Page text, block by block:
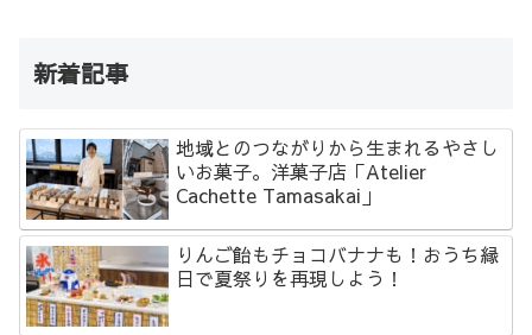
新着記事
地域とのつながりから生まれるやさし
いお菓子。洋菓子店「Atelier
Cachette Tamasakai」
りんご飴もチョコバナナも！おうち縁
日で夏祭りを再現しよう！